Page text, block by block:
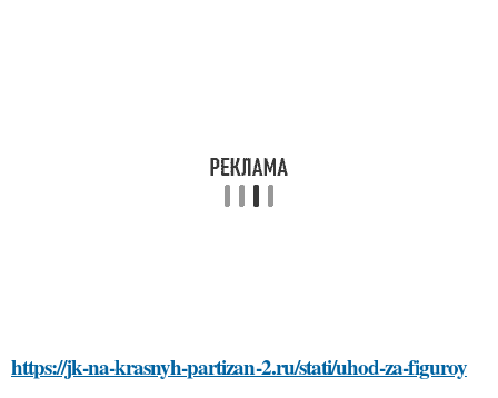
https://jk-na-krasnyh-partizan-2.ru/stati/uhod-za-figuroy